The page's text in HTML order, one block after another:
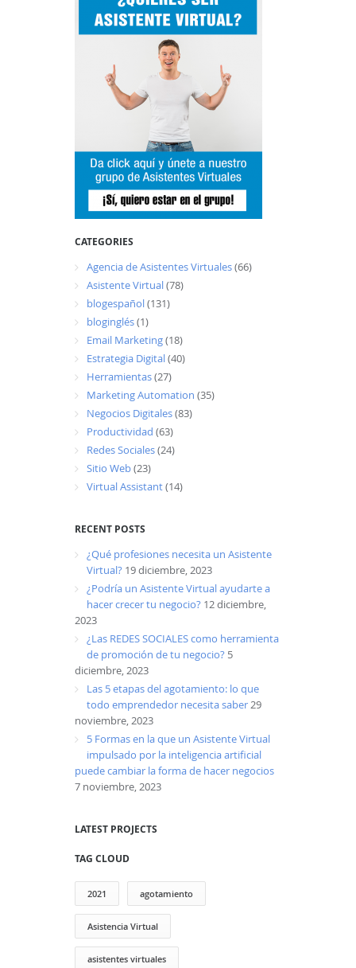
CATEGORIES
Agencia de Asistentes Virtuales(66)
Asistente Virtual(78)
blogespañol(131)
bloginglés(1)
Email Marketing(18)
Estrategia Digital(40)
Herramientas(27)
Marketing Automation (35)
Negocios Digitales(83)
Productividad (63)
Redes Sociales(24)
Sitio Web(23)
Virtual Assistant(14)
RECENT POSTS
¿Qué profesiones necesita un Asistente
Virtual? 19 diciembre, 2023
¿Podría un Asistente Virtual ayudarte a
hacer crecer tu negocio? 12 diciembre,
2023
¿Las REDES SOCIALES como herramienta
de promoción de tu negocio? 5
diciembre, 2023
Las 5 etapas del agotamiento: lo que
todo emprendedor necesita saber 29
noviembre, 2023
5 Formas en la que un Asistente Virtual
impulsado por la inteligencia artificial
puede cambiar la forma de hacer negocios
7 noviembre, 2023
LATEST PROJECTS
TAG CLOUD
2021 agotamiento
Asistencia Virtual
asistentes virtuales